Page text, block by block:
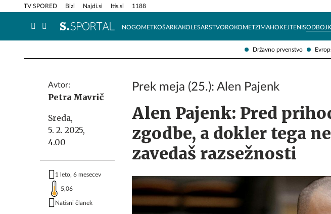
Državno prvenstvo
TV SPORED Bizi Najdi.si Itis.si 1188
NOGOMETKOŠARKAKOLESARSTVOROKOMETZIMAHOKEJTENIS
Info in obvestila Tehnik
Avtor:
Petra Mavrič
Sreda,
5. 2. 2025,
4.00
1 leto, 6 mesecev
5,06
Natisni članek
Prek meja (25.): Alen Pajenk
Alen Pajenk: Pred
zgodbe, a dokler tega
zavedaš razsežnosti